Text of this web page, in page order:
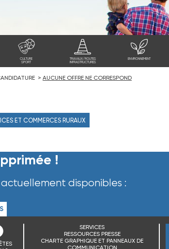
CULTURE
SPORT
TRAVAUX/ROUTES
INFRASTRUCTURES
ENVIRONNEMENT
AUCUNE OFFRE NE CORRESPOND
ET COMMERCES RURAUX
!
actuellement disponibles :
SERVICES
RESSOURCES PRESSE
CHARTE GRAPHIQUE ET PANNEAUX DE
COMMUNICATION